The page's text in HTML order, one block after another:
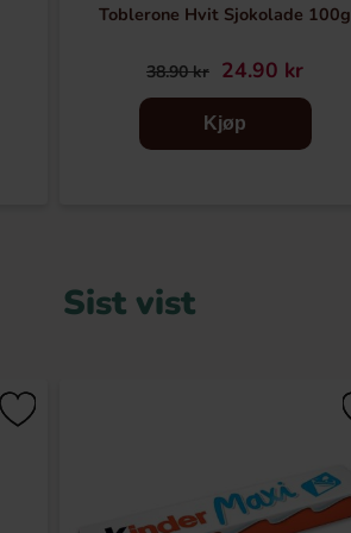
Toblerone Hvit Sjokolade 100g
38.90 kr 24.90 kr
Kjøp
Sist vist